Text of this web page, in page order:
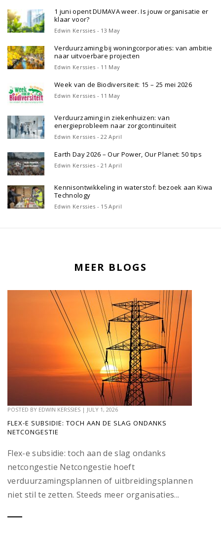
1 juni opent DUMAVA weer. Is jouw organisatie er
klaar voor?
Edwin Kerssies - 13 May
Verduurzaming bij woningcorporaties: van ambitie
naar uitvoerbare projecten
Edwin Kerssies - 11 May
Week van de Biodiversiteit: 15 – 25 mei 2026
Edwin Kerssies - 11 May
Verduurzaming in ziekenhuizen: van
energieprobleem naar zorgcontinuïteit
Edwin Kerssies - 22 April
Earth Day 2026 – Our Power, Our Planet: 50 tips
Edwin Kerssies - 21 April
Kennisontwikkeling in waterstof: bezoek aan Kiwa
Technology
Edwin Kerssies - 15 April
MEER BLOGS
POSTED BY EDWIN KERSSIES | JULY 1, 2026
FLEX-E SUBSIDIE: TOCH AAN DE SLAG ONDANKS
NETCONGESTIE
Flex-e subsidie: toch aan de slag ondanks
netcongestie Netcongestie hoeft
verduurzamingsplannen of uitbreidingsplannen
niet stil te zetten. Steeds meer organisaties...